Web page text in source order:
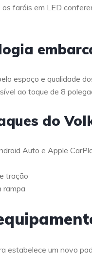
faróis em LED
espaço e qualidade
ao toque de 8
do
Auto e Apple
tração
rampa
estabelece um novo